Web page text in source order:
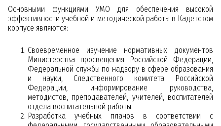
Основными функциями УМО для обеспечения высокой
эффективности учебной и методической работы в Кадетском
корпусе являются:
Своевременное изучение нормативных документов
Министерства просвещения Российской Федерации,
Федеральной службы по надзору в сфере образования
и науки, Следственного комитета Российской
Федерации, информирование руководства,
методистов, преподавателей, учителей, воспитателей
отдела воспитательной работы.
Разработка учебных планов в соответствии с